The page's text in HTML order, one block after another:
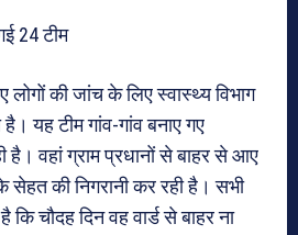
24 टीम
की जांच के लिए स्वास्थ्य विभाग
यह टीम गांव-गांव बनाए गए
है। वहां ग्राम प्रधानों से बाहर से आए
की निगरानी कर रही है। सभी
कि चौदह दिन वह वार्ड से बाहर ना